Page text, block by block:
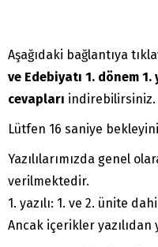
Aşağıdaki bağlantıya
ve Edebiyatı 1. dönem 1.
cevapları indirebilirsiniz.
Lütfen 16 saniye
Yazılılarımızda genel
verilmektedir.
1. yazılı: 1. ve 2. ünite
Ancak içerikler yazılıdan